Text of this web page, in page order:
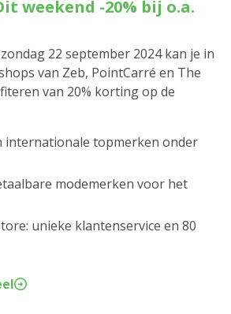
weekend -20% bij o.a.
22 september 2024 kan je in
van Zeb, PointCarré en The
van 20% korting op de
internationale topmerken onder
modemerken voor het
unieke klantenservice en 80